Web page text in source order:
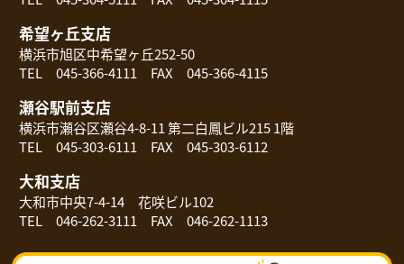
希望ヶ丘支店
横浜市旭区中希望ヶ丘252-50
TEL 045-366-4111 FAX 045-366-4115
瀬谷駅前支店
横浜市瀬谷区瀬谷4-8-11 第二白鳳ビル215 1階
TEL 045-303-6111 FAX 045-303-6112
大和支店
大和市中央7-4-14 花咲ビル102
TEL 046-262-3111 FAX 046-262-1113